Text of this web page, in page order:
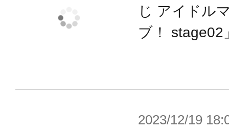
じ アイドル
ブ！ stage02
2023/12/19